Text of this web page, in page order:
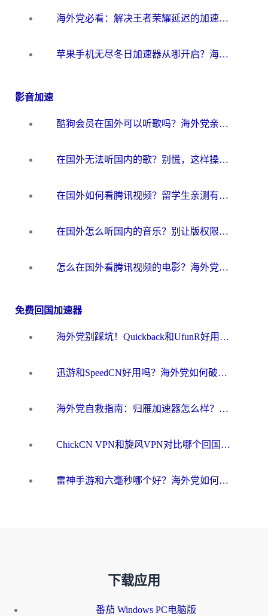
海外党必看：解决王者荣耀延迟的加速器终极指南——从EVE到猫和老鼠，一个工具全搞定
苹果手机无尽冬日加速器从哪开启？海外玩家的冬日生存指南
影音加速
酷狗会员在国外可以听歌吗？海外党亲测有效：3步解决音乐权限难题
在国外无法听国内的歌？别慌，这样操作就能畅听QQ音乐（附亲测加速器推荐）
在国外如何看腾讯视频？留学生亲测有效的回国加速方案
在国外怎么听国内的音乐？别让版权限制断了你的华语歌单
怎么在国外看腾讯视频的电影？海外党亲测有效的回国加速指南
免费回国加速器
海外党别踩坑！Quickback和UfunR好用吗？选对回国加速器才能无缝刷国内资源
迅游和SpeedCN好用吗？海外党如何破解那道看不见的墙
海外党自救指南：归雁加速器怎么样？教你避开坑实现国内资源无缝访问
ChickCN VPN和旋风VPN对比哪个回国效果更好？海外用户的选择困境与出路
雷神手游和六毫秒哪个好？海外党如何真正解锁国内资源
下载应用
番茄 Windows PC电脑版